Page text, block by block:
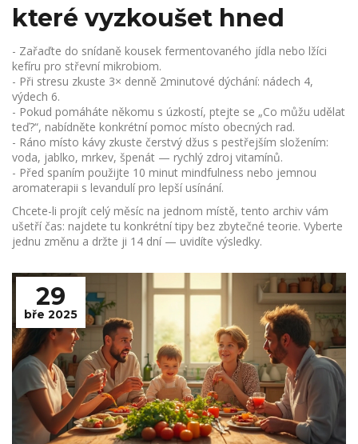
které vyzkoušet hned
- Zařaďte do snídaně kousek fermentovaného jídla nebo lžíci
kefíru pro střevní mikrobiom.
- Při stresu zkuste 3× denně 2minutové dýchání: nádech 4,
výdech 6.
- Pokud pomáháte někomu s úzkostí, ptejte se „Co můžu udělat
teď?“, nabídněte konkrétní pomoc místo obecných rad.
- Ráno místo kávy zkuste čerstvý džus s pestřejším složením:
voda, jablko, mrkev, špenát — rychlý zdroj vitamínů.
- Před spaním použijte 10 minut mindfulness nebo jemnou
aromaterapii s levandulí pro lepší usínání.
Chcete-li projít celý měsíc na jednom místě, tento archiv vám
ušetří čas: najdete tu konkrétní tipy bez zbytečné teorie. Vyberte
jednu změnu a držte ji 14 dní — uvidíte výsledky.
29
bře 2025